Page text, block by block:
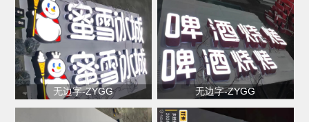
无边字-ZYGG 无边字-ZYGG